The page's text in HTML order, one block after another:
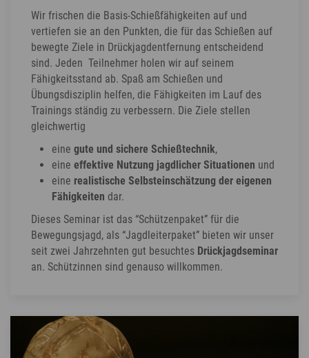
Wir frischen die Basis-Schießfähigkeiten auf und
vertiefen sie an den Punkten, die für das Schießen auf
bewegte Ziele in Drückjagdentfernung entscheidend
sind. Jeden Teilnehmer holen wir auf seinem
Fähigkeitsstand ab. Spaß am Schießen und
Übungsdisziplin helfen, die Fähigkeiten im Lauf des
Trainings ständig zu verbessern. Die Ziele stellen
gleichwertig
eine gute und sichere Schießtechnik,
eine effektive Nutzung jagdlicher Situationen und
eine realistische Selbsteinschätzung der eigenen
Fähigkeiten dar.
Dieses Seminar ist das “Schützenpaket” für die
Bewegungsjagd, als “Jagdleiterpaket” bieten wir unser
seit zwei Jahrzehnten gut besuchtes Drückjagdseminar
an. Schützinnen sind genauso willkommen.